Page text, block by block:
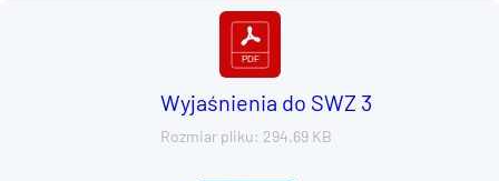
Wyjaśnienia do SWZ 3
Rozmiar pliku: 294.69 KB